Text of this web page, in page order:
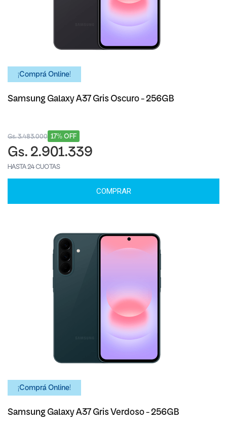
¡Comprá Online!
Samsung Galaxy A37 Gris Oscuro - 256GB
17% OFF
Gs. 3.483.000
Gs. 2.901.339
HASTA 24 CUOTAS
COMPRAR
¡Comprá Online!
Samsung Galaxy A37 Gris Verdoso - 256GB